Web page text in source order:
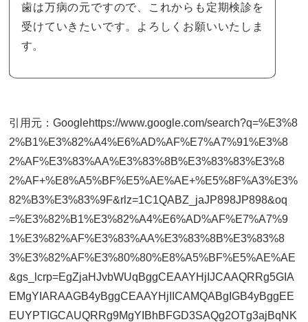
歯は万病の元ですので、これからも定期検診を
受けていきたいです。よろしくお願いいたしま
す。
引用元：Googlehttps://www.google.com/search?q=%E3%8
2%B1%E3%82%A4%E6%AD%AF%E7%A7%91%E3%8
2%AF%E3%83%AA%E3%83%8B%E3%83%83%E3%8
2%AF+%E8%A5%BF%E5%AE%AE+%E5%8F%A3%E3%
82%B3%E3%83%9F&rlz=1C1QABZ_jaJP898JP898&oq
=%E3%82%B1%E3%82%A4%E6%AD%AF%E7%A7%9
1%E3%82%AF%E3%83%AA%E3%83%8B%E3%83%8
3%E3%82%AF%E3%80%80%E8%A5%BF%E5%AE%AE
&gs_lcrp=EgZjaHJvbWUqBggCEAAYHjIJCAAQRRg5GIA
EMgYIARAAGB4yBggCEAAYHjIICAMQABgIGB4yBggEE
EUYPTIGCAUQRRg9MgYIBhBFGD3SAQg2OTg3ajBqNK